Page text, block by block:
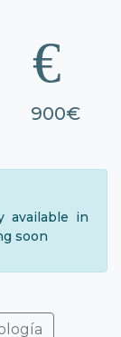
900€
available in
soon